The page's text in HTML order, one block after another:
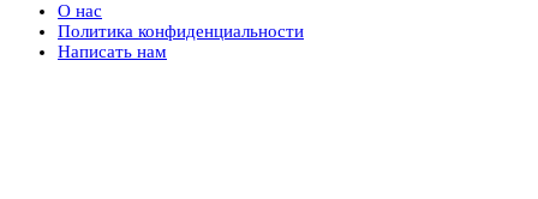
О нас
Политика конфиденциальности
Написать нам